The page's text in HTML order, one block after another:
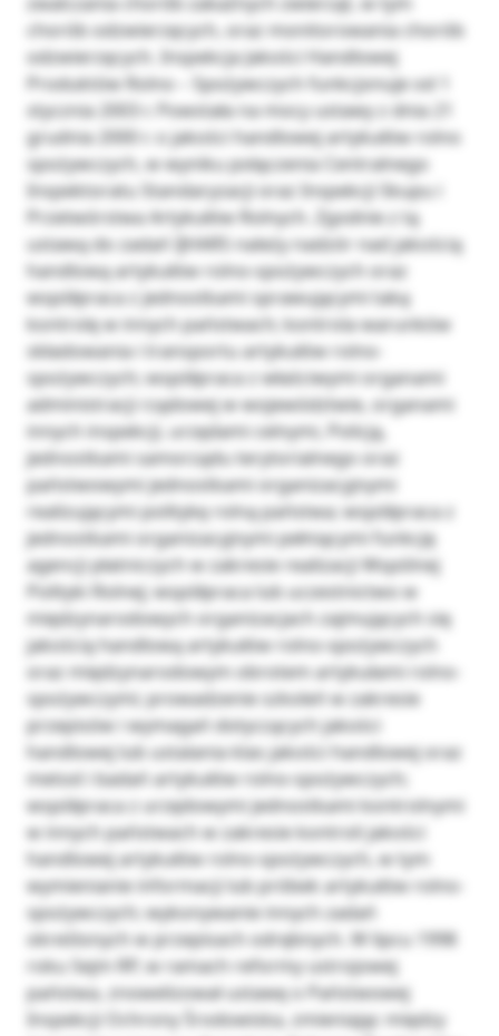
chorób odzwierzęcych, oraz monitorowania chorób
odzwierzęcych. Inspekcja Jakości Handlowej
Produktów Rolno – Spożywczych funkcjonuje od 1
stycznia 2003 r. Powstała na mocy ustawy z dnia 21
grudnia 2000 r. o jakości handlowej artykułów rolno
spożywczych, w wyniku połączenia Centralnego
Inspektoratu Standaryzacji oraz Inspekcji Skupu i
Przetwórstwa Artykułów Rolnych. Zgodnie z tą
ustawą do zadań IJHARS należy nadzór nad jakością
handlową artykułów rolno-spożywczych oraz
współpraca z jednostkami sprawującymi taką
kontrolę w innych państwach; kontrola warunków
składowania i transportu artykułów rolno-
spożywczych; współpraca z właściwymi organami
administracji rządowej w województwie, organami
innych inspekcji, urzędami celnymi, Policją,
jednostkami samorządu terytorialnego oraz
państwowymi jednostkami organizacyjnymi
realizującymi politykę rolną państwa; współpraca z
jednostkami organizacyjnymi pełniącymi funkcję
agencji płatniczych w zakresie realizacji Wspólnej
Polityki Rolnej; współpraca lub uczestnictwo w
międzynarodowych organizacjach zajmujących się
jakością handlową artykułów rolno-spożywczych
oraz międzynarodowym obrotem artykułami rolno-
spożywczymi; prowadzenie szkoleń w zakresie
przepisów i wymagań dotyczących jakości
handlowej lub ustalania klas jakości handlowej oraz
metod i badań artykułów rolno-spożywczych;
współpraca z urzędowymi jednostkami kontrolnymi
w innych państwach w zakresie kontroli jakości
handlowej artykułów rolno-spożywczych, w tym
wymienianie informacji lub próbek artykułów rolno-
spożywczych; wykonywanie innych zadań
określonych w przepisach odrębnych. W lipcu 1998
roku Sejm RP, w ramach reformy ustrojowej
państwa, znowelizował ustawę o Państwowej
Inspekcji Ochrony Środowiska, zmieniając między